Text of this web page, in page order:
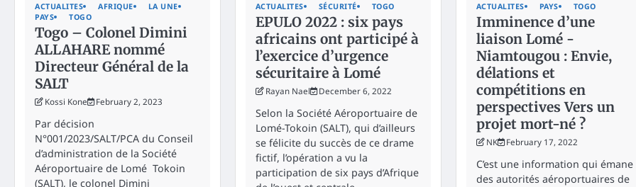
ACTUALITES AFRIQUE
LA UNE
PAYS
TOGO
Togo – Colonel Dimini
ALLAHARE nommé
Directeur Général de la
SALT
Kossi Kone February 2, 2023
Par décision
N°001/2023/SALT/PCA du Conseil
d’administration de la Société
Aéroportuaire de Lomé Tokoin
(SALT), le colonel Dimini
ACTUALITES SÉCURITÉ TOGO
EPULO 2022 : six pays
africains ont participé à
l’exercice d’urgence
sécuritaire à Lomé
Rayan Nael December 6, 2022
Selon la Société Aéroportuaire de
Lomé-Tokoin (SALT), qui d’ailleurs
se félicite du succès de ce drame
fictif, l’opération a vu la
participation de six pays d’Afrique
ACTUALITES PAYS TOGO
Imminence d’une
liaison Lomé -
Niamtougou : Envie,
délations et
compétitions en
perspectives Vers un
projet mort-né ?
NK February 17, 2022
C’est une information qui émane
des autorités aéroportuaires de